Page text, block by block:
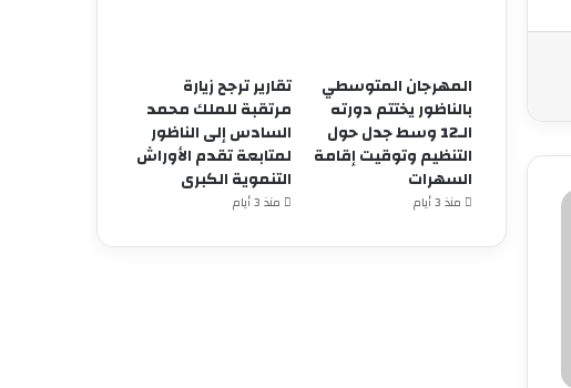
المهرجان المتوسطي
بالناظور يختتم دورته
الـ12 وسط جدل حول
التنظيم وتوقيت إقامة
السهرات
منذ 3 أيام
تقارير ترجح زيارة
مرتقبة للملك محمد
السادس إلى الناظور
لمتابعة تقدم الأوراش
التنموية الكبرى
منذ 3 أيام